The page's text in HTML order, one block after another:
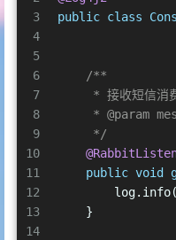
3
4
5
6
7
8
9
10
11
12
13
14
public class
/**
* 接收短信消
     *
@param
     */
public void
        log.info(
    }